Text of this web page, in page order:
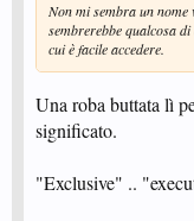
Non mi sembra un nome
sembrerebbe qualcosa
cui è facile accedere.
Una roba buttata lì
significato.
"Exclusive" ..